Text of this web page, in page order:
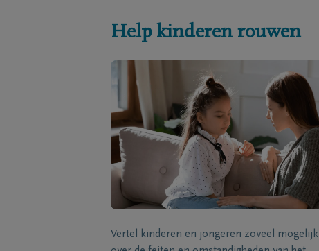
Help kinderen rouwen
Vertel kinderen en jongeren zoveel mogelijk